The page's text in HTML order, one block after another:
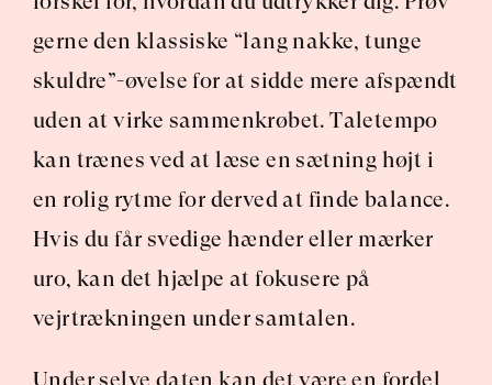
gerne den klassiske “lang nakke, tunge
skuldre”-øvelse for at sidde mere afspændt
uden at virke sammenkrøbet. Taletempo
kan trænes ved at læse en sætning højt i
en rolig rytme for derved at finde balance.
Hvis du får svedige hænder eller mærker
uro, kan det hjælpe at fokusere på
vejrtrækningen under samtalen.